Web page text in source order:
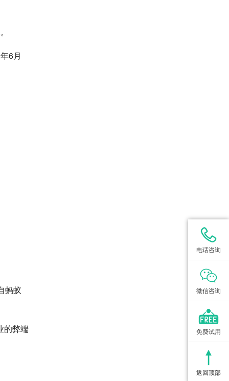
6月
蚂蚁
的弊端
电话咨询
微信咨询
免费试用
返回顶部